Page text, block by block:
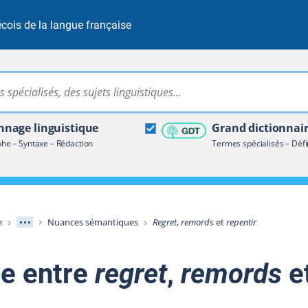
de la langue française
Rechercher dans tout le site
linguistique
– Syntaxe – Rédaction
Grand
Termes spécialisés –
terminologique
Afficher les niveaux intermédiaires
Nuances sémantiques Regret,remordsetrepentir
entre regret, remords